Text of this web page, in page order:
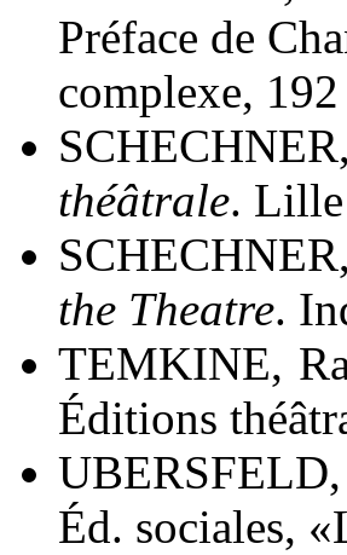
Préface de
complexe,
théâtrale. Lille
the Theatre.
TEMKINE,
Éditions
Éd. sociales,